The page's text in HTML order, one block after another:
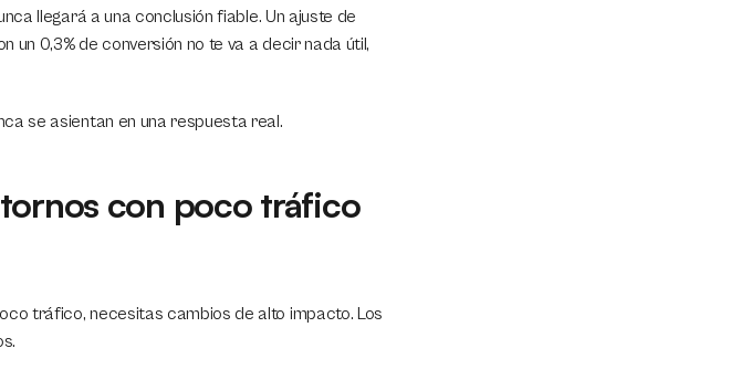
llegará a una conclusión fiable. Un ajuste de
0,3% de conversión no te va a decir nada útil,
se asientan en una respuesta real.
con poco tráfico
tráfico, necesitas cambios de alto impacto. Los